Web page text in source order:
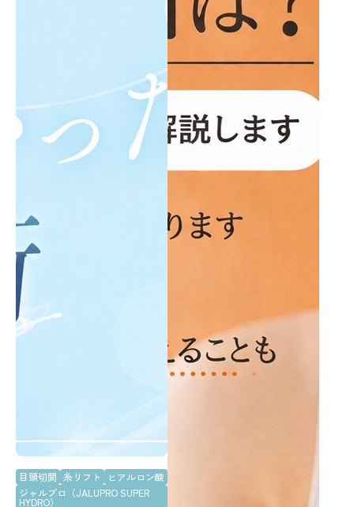
目頭切開 糸リフト
ヒアルロン酸
ジャルプロ（JALUPRO SUPER
HYDRO）